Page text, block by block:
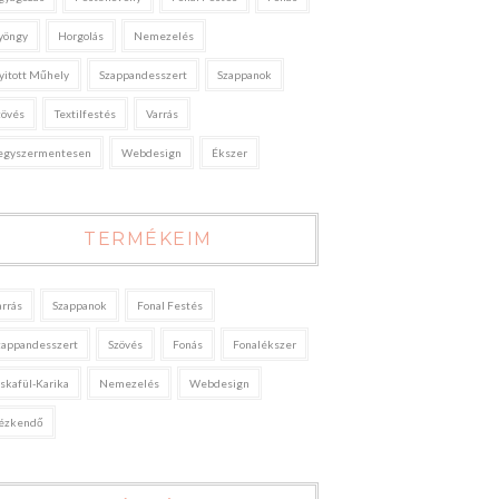
Horgolás Nemezelés
Műhely Szappandesszert Szappanok
Textilfestés Varrás
Webdesign Ékszer
TERMÉKEIM
Szappanok Fonal Festés
Szövés Fonás Fonalékszer
Karika Nemezelés Webdesign